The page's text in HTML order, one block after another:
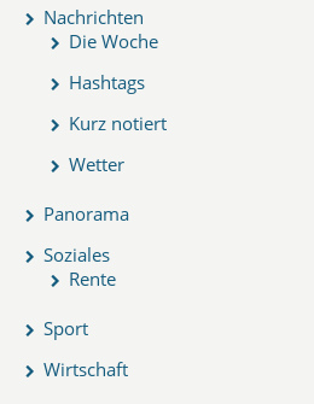
Nachrichten
Die Woche
Hashtags
Kurz notiert
Wetter
Panorama
Soziales
Rente
Sport
Wirtschaft